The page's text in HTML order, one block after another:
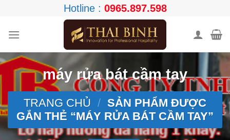
content
Hotline : 0965.897.598
máy rửa bát cầm tay
TRANG CHỦ / SẢN PHẨM ĐƯỢC
GẮN THẺ “MÁY RỬA BÁT CẦM TAY”